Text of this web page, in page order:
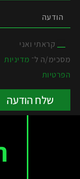
קראתי ואני
מסכימ/ה ל־ מדיניות
הפרטיות
שלח הודעה